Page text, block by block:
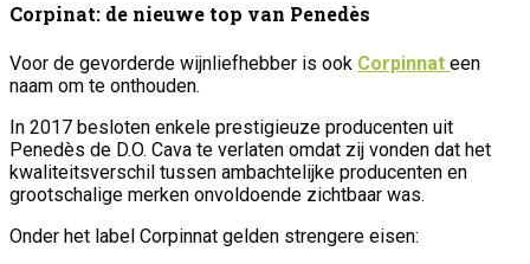
Corpinat: de nieuwe top van Penedès
Voor de gevorderde wijnliefhebber is ook Corpinnat een
naam om te onthouden.
In 2017 besloten enkele prestigieuze producenten uit
Penedès de D.O. Cava te verlaten omdat zij vonden dat het
kwaliteitsverschil tussen ambachtelijke producenten en
grootschalige merken onvoldoende zichtbaar was.
Onder het label Corpinnat gelden strengere eisen: